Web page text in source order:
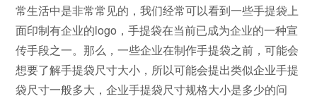
常生活中是非常常见的，我们经常可以看到一些手提袋上
面印制有企业的logo，手提袋在当前已成为企业的一种宣
传手段之一。那么，一些企业在制作手提袋之前，可能会
想要了解手提袋尺寸大小，所以可能会提出类似企业手提
袋尺寸一般多大，企业手提袋尺寸规格大小是多少的问